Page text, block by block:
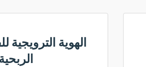
الهوية الترويجية